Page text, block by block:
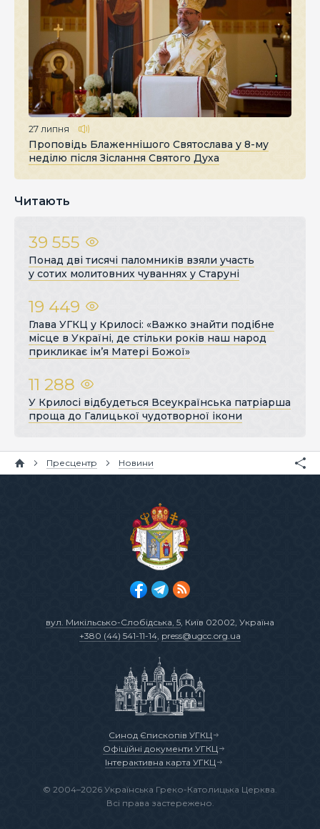
27 липня
Проповідь Блаженнішого Святослава у 8-му
неділю після Зіслання Святого Духа
Читають
39 555
Понад дві тисячі паломників взяли участь
у сотих молитовних чуваннях у Старуні
19 449
Глава УГКЦ у Крилосі: «Важко знайти подібне
місце в Україні, де стільки років наш народ
прикликає ім’я Матері Божої»
11 288
У Крилосі відбудеться Всеукраїнська патріарша
проща до Галицької чудотворної ікони
Пресцентр Новини
вул. Микільсько-Слобідська, 5, Київ 02002, Україна
+380 (44) 541-11-14, press@ugcc.org.ua
Синод Єпископів УГКЦ
Офіційні документи УГКЦ
Інтерактивна карта УГКЦ
© 2004–2026 Українська Греко-Католицька Церква.
Всі права застережено.